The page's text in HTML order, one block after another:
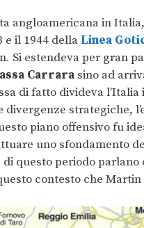
angloamericana in
e il 1944 della Linea
Si estendeva per gran
Carrara sino ad
di fatto divideva
strategiche,
piano offensivo fu
uno sfondamento
questo periodo
contesto che